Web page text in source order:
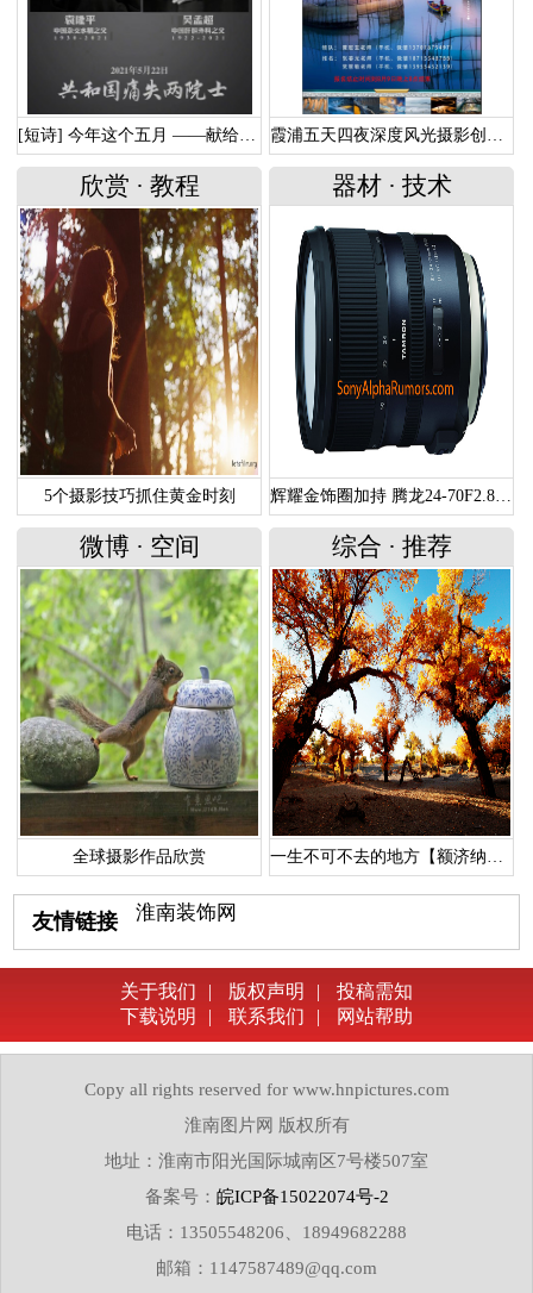
[短诗] 今年这个五月 ——献给走远的两位功勋院士 霞浦五天四夜深度风光摄影创作团
欣赏 · 教程
5个摄影技巧抓住黄金时刻
器材 · 技术
辉耀金饰圈加持 腾龙24-70F2.8G2谍照曝光
微博 · 空间
全球摄影作品欣赏
综合 · 推荐
一生不可不去的地方【额济纳胡杨林】
友情链接 淮南装饰网
关于我们 | 版权声明 |
投稿需知
下载说明
| 联系我们 | 网站帮助
Copy all rights reserved for www.hnpictures.com
淮南图片网 版权所有
地址：淮南市阳光国际城南区7号楼507室
备案号： 皖ICP备15022074号-2
电话：13505548206、18949682288
邮箱：1147587489@qq.com